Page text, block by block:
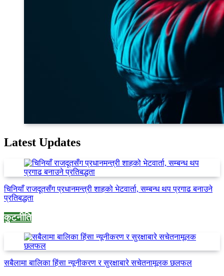
Latest Updates
चिनियाँ राजदूतसँग प्रधानमन्त्री शाहको भेटवार्ता, सम्बन्ध थप प्रगाढ बनाउने
प्रतिबद्धता
कुटनीति
सबैलामा बालिका हिंसा न्यूनीकरण र सुरक्षाबारे सचेतनामूलक छलफल